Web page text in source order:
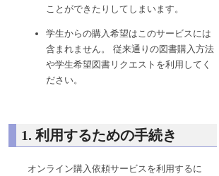
ことができたりしてしまいます。
学生からの購入希望はこのサービスには
含まれません。 従来通りの図書購入方法
や学生希望図書リクエストを利用してく
ださい。
1. 利用するための手続き
オンライン購入依頼サービスを利用するに